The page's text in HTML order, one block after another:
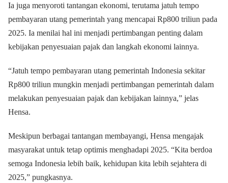
Ia juga menyoroti tantangan ekonomi, terutama jatuh tempo
pembayaran utang pemerintah yang mencapai Rp800 triliun pada
2025. Ia menilai hal ini menjadi pertimbangan penting dalam
kebijakan penyesuaian pajak dan langkah ekonomi lainnya.
“Jatuh tempo pembayaran utang pemerintah Indonesia sekitar
Rp800 triliun mungkin menjadi pertimbangan pemerintah dalam
melakukan penyesuaian pajak dan kebijakan lainnya,” jelas
Hensa.
Meskipun berbagai tantangan membayangi, Hensa mengajak
masyarakat untuk tetap optimis menghadapi 2025. “Kita berdoa
semoga Indonesia lebih baik, kehidupan kita lebih sejahtera di
2025,” pungkasnya.